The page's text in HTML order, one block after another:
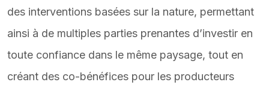
des interventions basées sur la nature, permettant
ainsi à de multiples parties prenantes d’investir en
toute confiance dans le même paysage, tout en
créant des co-bénéfices pour les producteurs